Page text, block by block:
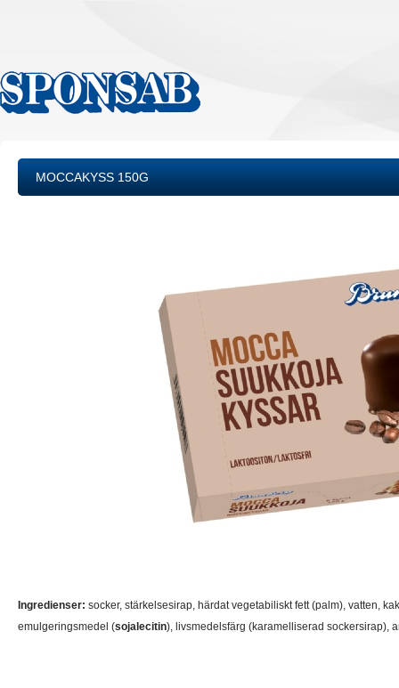
MOCCAKYSS 150G
Ingredienser: socker, stärkelsesirap, härdat vegetabiliskt fett (palm), vatten,
emulgeringsmedel (sojalecitin), livsmedelsfärg (karamelliserad sockersirap),